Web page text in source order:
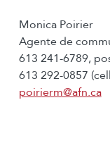
Monica Poirier
Agente de
613 241-6789,
613 292-0857
poirierm@afn.ca